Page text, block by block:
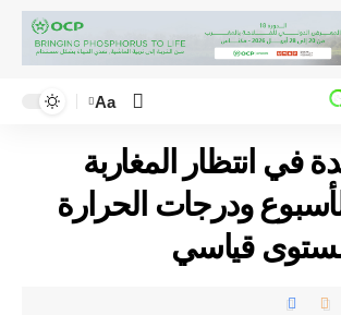
Aa
في انتظار المغاربة
ودرجات الحرارة
قياسي